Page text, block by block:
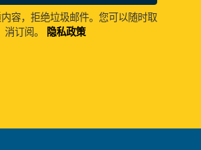
容，拒绝垃圾邮件。您可以随时取
消订阅。
隐私政策